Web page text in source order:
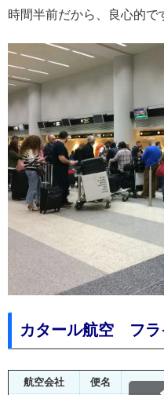
時間半前だから、良心的で
カタール航空 フラ
航空会社 便名